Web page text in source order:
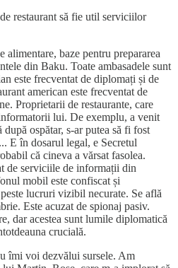
restaurant să fie util serviciilor
baze pentru prepararea
din Baku. Toate ambasadele sunt
este frecventat de diplomați și de
american este frecventat de
Proprietarii de restaurante, care
lui. De exemplu, a venit
după ospătar, s-ar putea să fi fost
E în dosarul legal, e Secretul
că cineva a vărsat fasolea.
de serviciile de informații din
mobil este confiscat și
lucruri vizibil necurate. Se află
Este acuzat de spionaj pasiv.
dar acestea sunt lumile diplomatică
crucială.
îmi voi dezvălui sursele. Am